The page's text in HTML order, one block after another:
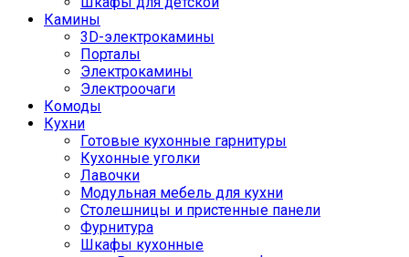
Камины
3D-электрокамины
Порталы
Электрокамины
Электроочаги
Комоды
Кухни
Готовые кухонные гарнитуры
Кухонные уголки
Лавочки
Модульная мебель для кухни
Столешницы и пристенные панели
Фурнитура
Шкафы кухонные